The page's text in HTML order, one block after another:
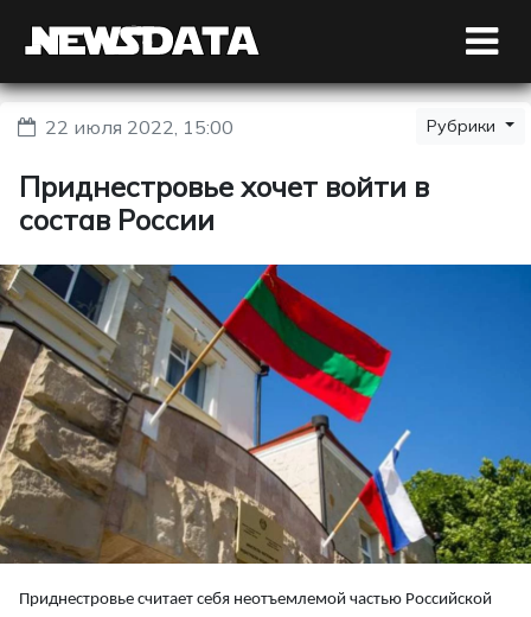
22 июля 2022, 15:00 Рубрики
Приднестровье хочет войти в
состав России
Приднестровье считает себя неотъемлемой частью Российской